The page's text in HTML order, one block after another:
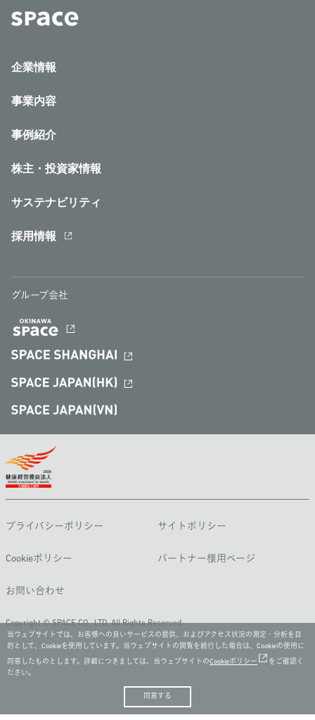
企業情報
事業内容
事例紹介
株主・投資家情報
サステナビリティ
採用情報
グループ会社
プライバシーポリシー サイトポリシー
Cookieポリシー パートナー様用ページ
お問い合わせ
Copyright © SPACE CO., LTD. All Rights Reserved.
当ウェブサイトでは、お客様への良いサービスの提供、およびアクセス状況の測定・分析を目
的として、Cookieを使用しています。当ウェブサイトの閲覧を続行した場合は、Cookieの使用に
同意したものとします。詳細につきましては、当ウェブサイトのCookieポリシー
をご確認く
ださい。
同意する